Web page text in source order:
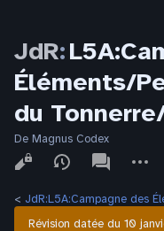
JdR:
Éléments/
du
De Magnus Codex
Affichages
associated-
pages
actions
< JdR:L5A:Campagne des
Révision datée du 10